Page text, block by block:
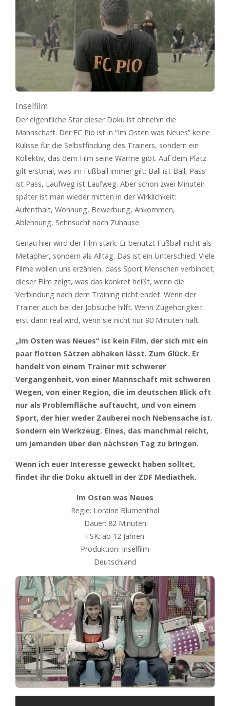
Inselfilm
Der eigentliche Star dieser Doku ist ohnehin die
Mannschaft. Der FC Pio ist in “Im Osten was Neues” keine
Kulisse für die Selbstfindung des Trainers, sondern ein
Kollektiv, das dem Film seine Wärme gibt. Auf dem Platz
gilt erstmal, was im Fußball immer gilt: Ball ist Ball, Pass
ist Pass, Laufweg ist Laufweg. Aber schon zwei Minuten
später ist man wieder mitten in der Wirklichkeit:
Aufenthalt, Wohnung, Bewerbung, Ankommen,
Ablehnung, Sehnsucht nach Zuhause.
Genau hier wird der Film stark. Er benutzt Fußball nicht als
Metapher, sondern als Alltag. Das ist ein Unterschied. Viele
Filme wollen uns erzählen, dass Sport Menschen verbindet;
dieser Film zeigt, was das konkret heißt, wenn die
Verbindung nach dem Training nicht endet. Wenn der
Trainer auch bei der Jobsuche hilft. Wenn Zugehörigkeit
erst dann real wird, wenn sie nicht nur 90 Minuten hält.
„Im Osten was Neues“ ist kein Film, der sich mit ein
paar flotten Sätzen abhaken lässt. Zum Glück. Er
handelt von einem Trainer mit schwerer
Vergangenheit, von einer Mannschaft mit schweren
Wegen, von einer Region, die im deutschen Blick oft
nur als Problemfläche auftaucht, und von einem
Sport, der hier weder Zauberei noch Nebensache ist.
Sondern ein Werkzeug. Eines, das manchmal reicht,
um jemanden über den nächsten Tag zu bringen.
Wenn ich euer Interesse geweckt haben solltet,
findet ihr die Doku aktuell in der ZDF Mediathek.
Im Osten was Neues
Regie: Loraine Blumenthal
Dauer: 82 Minuten
FSK: ab 12 Jahren
Produktion: Inselfilm
Deutschland